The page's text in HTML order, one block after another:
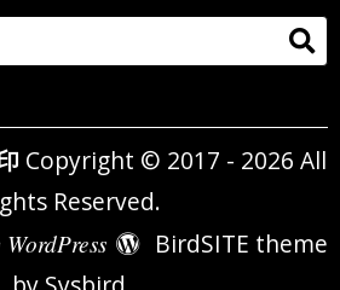
Copyright © 2017 - 2026 All
Reserved.
BirdSITE theme